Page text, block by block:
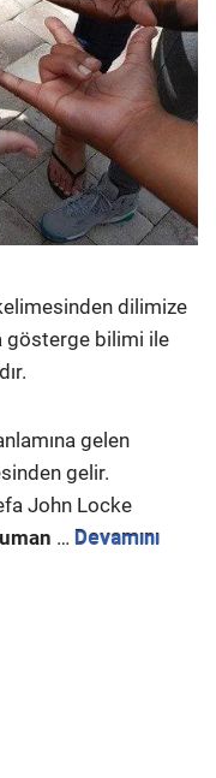
dilimize
gösterge bilimi ile
gelen
gelir.
John Locke
… Devamını